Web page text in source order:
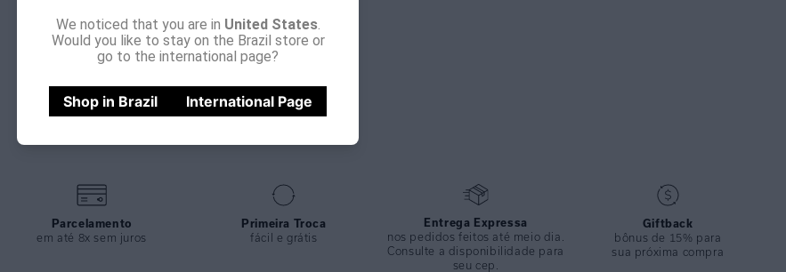
We noticed that you are in United States.
Would you like to stay on the Brazil store or
go to the international page?
Shop in Brazil International Page
Parcelamento
em até 8x sem juros
Primeira Troca
fácil e grátis
Entrega Expressa
nos pedidos feitos até meio dia.
Consulte a disponibilidade para
seu cep.
Giftback
bônus de 15% para
sua próxima compra